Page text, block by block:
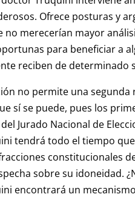
Ofrece posturas y
no merecerían mayor
para beneficiar a
reciben de determinado
no permite una
sí se puede, pues los
Jurado Nacional de
tendrá todo el tiempo
constitucionales
sobre su idoneidad.
encontrará un